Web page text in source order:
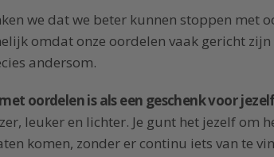
we dat we beter kunnen stoppen met
omdat onze oordelen vaak gericht
andersom.
oordelen is als een geschenk voor
leuker en lichter. Je gunt het jezelf om
komen, zonder er continu iets van te